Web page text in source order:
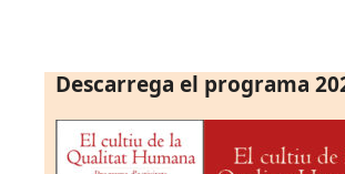
Descarrega el programa